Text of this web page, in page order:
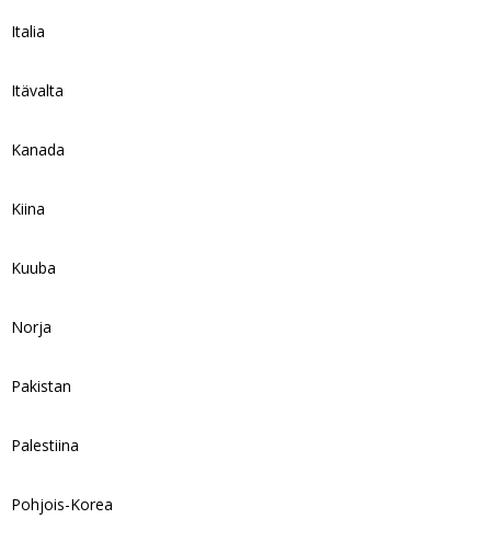
Italia
Itävalta
Kanada
Kiina
Kuuba
Norja
Pakistan
Palestiina
Pohjois-Korea